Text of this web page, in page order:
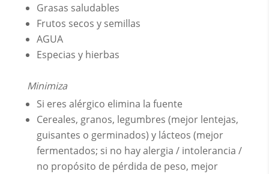
Grasas saludables
Frutos secos y semillas
AGUA
Especias y hierbas
Minimiza
Si eres alérgico elimina la fuente
Cereales, granos, legumbres (mejor lentejas,
guisantes o germinados) y lácteos (mejor
fermentados; si no hay alergia / intolerancia /
no propósito de pérdida de peso, mejor